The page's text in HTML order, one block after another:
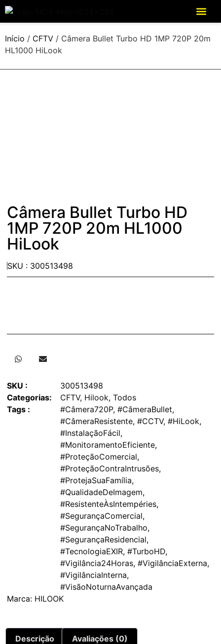
Início / CFTV / Câmera Bullet Turbo HD 1MP 720P 20m
HL1000 HiLook
Câmera Bullet Turbo HD
1MP 720P 20m HL1000
HiLook
SKU : 300513498
SKU :
300513498
Categorias:
CFTV, Hilook, Todos
Tags :
#Câmera720P, #CâmeraBullet,
#CâmeraResistente, #CCTV, #HiLook,
#InstalaçãoFácil,
#MonitoramentoEficiente,
#ProteçãoComercial,
#ProteçãoContraIntrusões,
#ProtejaSuaFamília,
#QualidadeDeImagem,
#ResistenteÀsIntempéries,
#SegurançaComercial,
#SegurançaNoTrabalho,
#SegurançaResidencial,
#TecnologiaEXIR, #TurboHD,
#Vigilância24Horas, #VigilânciaExterna,
#VigilânciaInterna,
#VisãoNoturnaAvançada
Marca: HILOOK
Descrição Avaliações (0)